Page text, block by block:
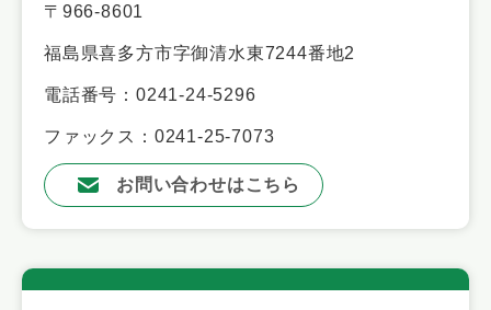
〒966-8601
福島県喜多方市字御清水東7244番地2
電話番号：0241-24-5296
ファックス：0241-25-7073
お問い合わせはこちら